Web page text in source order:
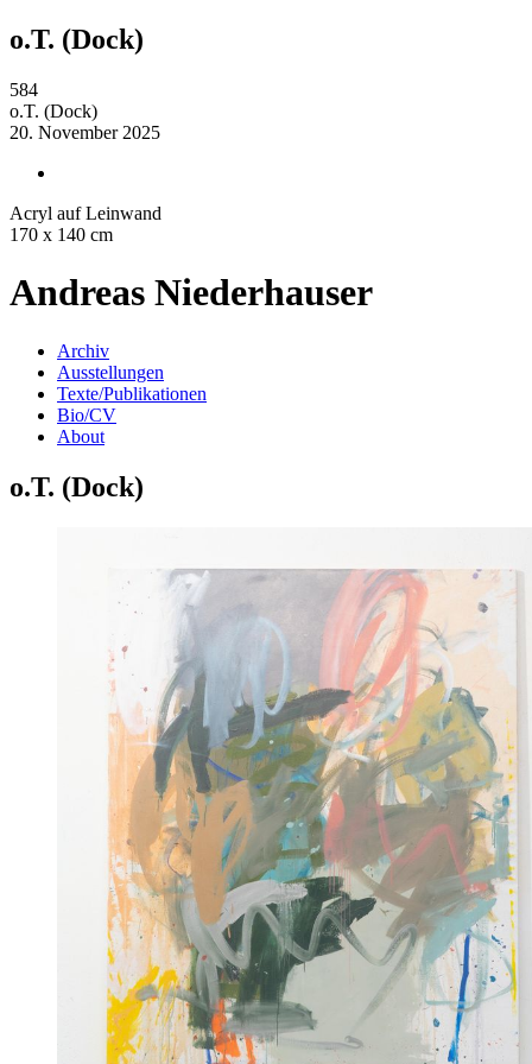
o.T. (Dock)
584
o.T. (Dock)
20. November 2025
Acryl auf Leinwand
170 x 140 cm
Andreas Niederhauser
Archiv
Ausstellungen
Texte/Publikationen
Bio/CV
About
o.T. (Dock)